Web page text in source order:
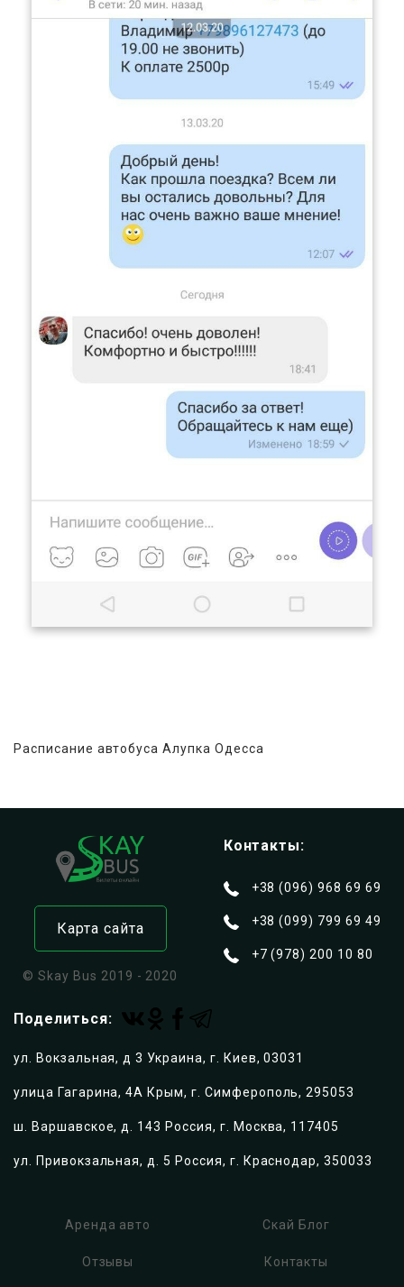
Расписание автобуса Алупка Одесса
Автобусы из Крыма в Украину
ул. Киевская, д. 4
Крым, г. Симферополь
+380969686969 +380997996949
+79782001080
https://skaybus.com
Карта сайта
© Skay Bus 2019 - 2020
Контакты:
+38 (096) 968 69 69
+38 (099) 799 69 49
+7 (978) 200 10 80
Поделиться:
ул. Вокзальная, д 3 Украина, г. Киев, 03031
улица Гагарина, 4А Крым, г. Симферополь, 295053
ш. Варшавское, д. 143 Россия, г. Москва, 117405
ул. Привокзальная, д. 5 Россия, г. Краснодар, 350033
Аренда авто Скай Блог
Отзывы Контакты